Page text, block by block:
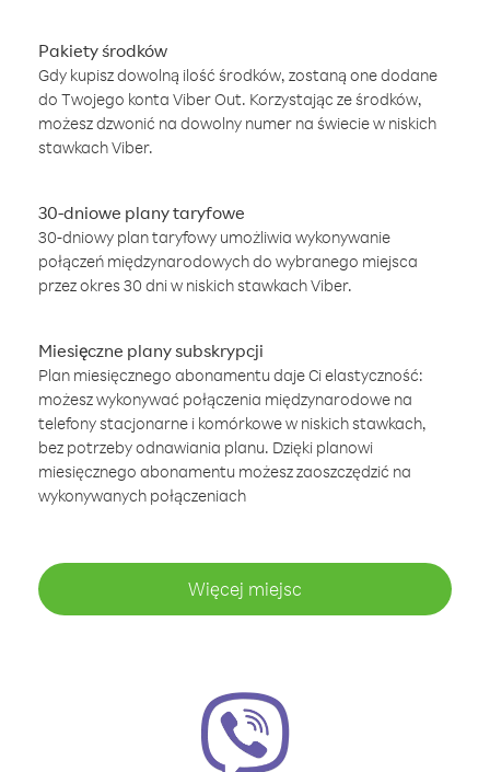
Pakiety środków
Gdy kupisz dowolną ilość środków, zostaną one dodane
do Twojego konta Viber Out. Korzystając ze środków,
możesz dzwonić na dowolny numer na świecie w niskich
stawkach Viber.
30-dniowe plany taryfowe
30-dniowy plan taryfowy umożliwia wykonywanie
połączeń międzynarodowych do wybranego miejsca
przez okres 30 dni w niskich stawkach Viber.
Miesięczne plany subskrypcji
Plan miesięcznego abonamentu daje Ci elastyczność:
możesz wykonywać połączenia międzynarodowe na
telefony stacjonarne i komórkowe w niskich stawkach,
bez potrzeby odnawiania planu. Dzięki planowi
miesięcznego abonamentu możesz zaoszczędzić na
wykonywanych połączeniach
Więcej miejsc